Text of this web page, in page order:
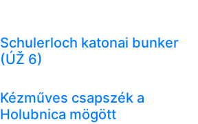
Schulerloch katonai bunker
(ÚŽ 6)
Kézműves csapszék a
Holubnica mögött